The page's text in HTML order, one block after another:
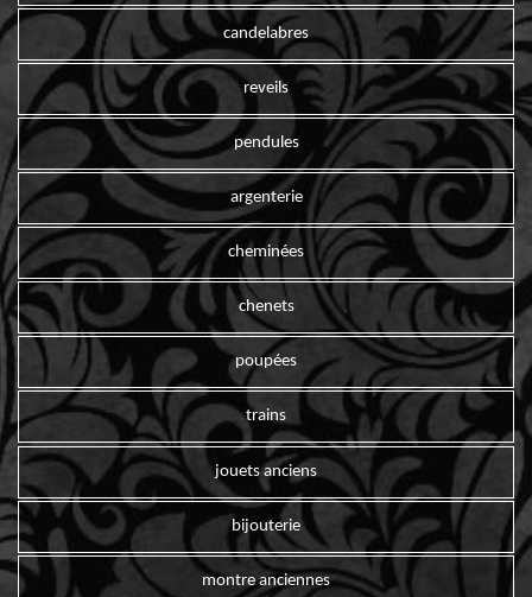
candelabres
reveils
pendules
argenterie
cheminées
chenets
poupées
trains
jouets anciens
bijouterie
montre anciennes